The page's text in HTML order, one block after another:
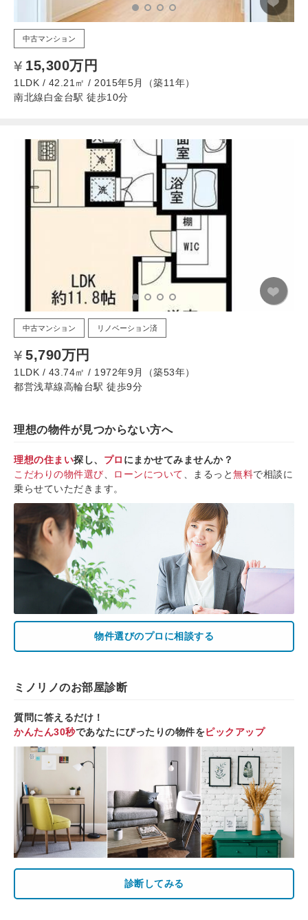
中古マンション
15,300万円
1LDK / 42.21㎡ / 2015年5月（築11年）
南北線白金台駅 徒歩10分
中古マンション リノベーション済
5,790万円
1LDK / 43.74㎡ / 1972年9月（築53年）
都営浅草線高輪台駅 徒歩9分
理想の物件が見つからない方へ
理想の住まい探し、 プロ にまかせてみませんか？
こだわりの物件選び
ローンについて 、まるっと無料で相談に
乗らせていただきます。
物件選びのプロに相談する
ミノリノのお部屋診断
質問に答えるだけ！
かんたん30秒であなたにぴったりの物件をピックアップ
診断してみる